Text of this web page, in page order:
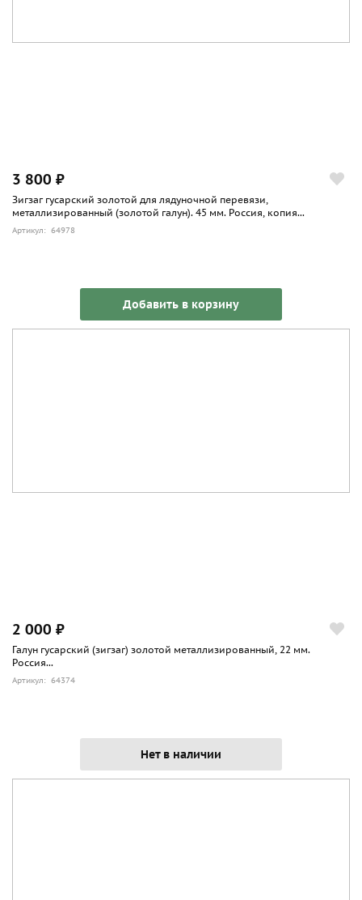
3 800 ₽
Зигзаг гусарский золотой для лядуночной перевязи,
металлизированный (золотой галун). 45 мм. Россия, копия...
Артикул: 64978
Добавить в корзину
2 000 ₽
Галун гусарский (зигзаг) золотой металлизированный, 22 мм.
Россия...
Артикул: 64374
Нет в наличии